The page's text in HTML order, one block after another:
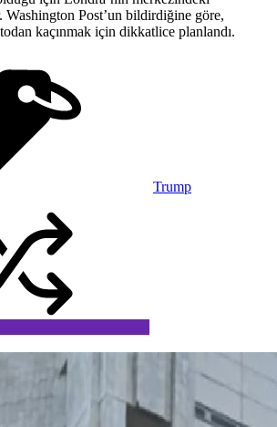
Washington Post’un bildirdiğine göre,
kaçınmak için dikkatlice planlandı.
Trump